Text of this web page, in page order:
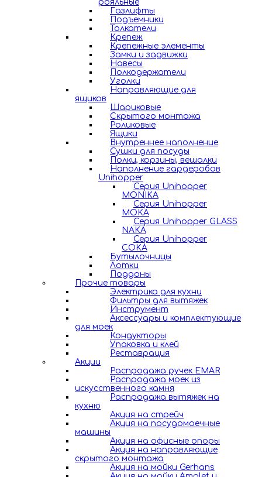
рояльные
Газлифты
Подъемники
Толкатели
Крепеж
Крепежные элементы
Замки и задвижки
Навесы
Полкодержатели
Уголки
Направляющие для
ящиков
Шариковые
Скрытого монтажа
Роликовые
Ящики
Внутреннее наполнение
Сушки для посуды
Полки, корзины, вешалки
Наполнение гардеробов
Unihopper
Серия Unihopper
MONIKA
Серия Unihopper
MOKA
Серия Unihopper GLASS
NAKA
Серия Unihopper
COKA
Бутылочницы
Лотки
Поддоны
Прочие товары
Электрика для кухни
Фильтры для вытяжек
Инструмент
Аксессуары и комплектующие
для моек
Кондукторы
Упаковка и клей
Реставрация
Акции
Распродажа ручек EMAR
Распродажа моек из
искусственного камня
Распродажа вытяжек на
кухню
Акция на стрейч
Акция на посудомоечные
машины
Акция на офисные опоры
Акция на направляющие
скрытого монтажа
Акция на мойки Gerhans